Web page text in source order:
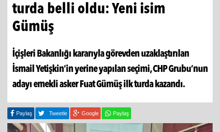
turda belli oldu: Yeni isim
Gümüş
İçişleri Bakanlığı kararıyla görevden uzaklaştırılan
İsmail Yetişkin’in yerine yapılan seçimi, CHP Grubu’nun
adayı emekli asker Fuat Gümüş ilk turda kazandı.
Paylaş Tweetle Google Paylaş